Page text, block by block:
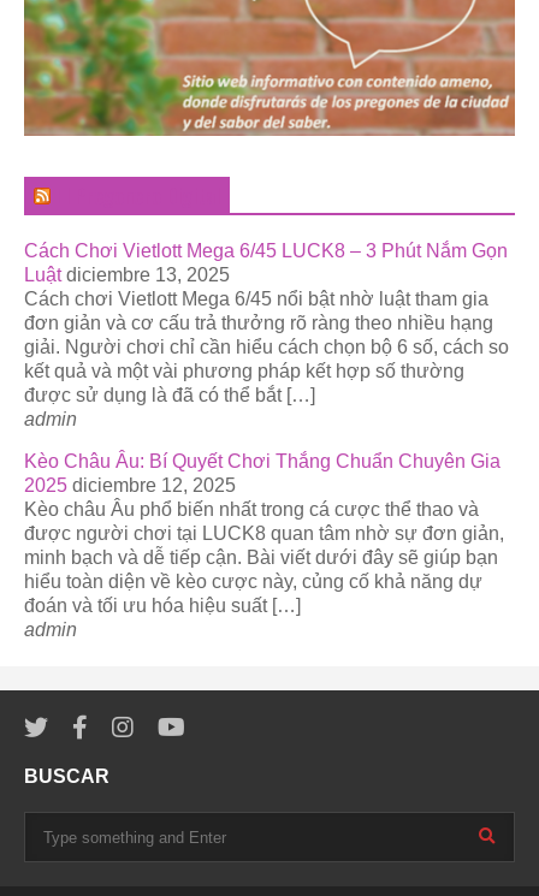
Cách Chơi Vietlott Mega 6/45 LUCK8 – 3 Phút Nắm Gọn
Luật diciembre 13, 2025
Cách chơi Vietlott Mega 6/45 nổi bật nhờ luật tham gia
đơn giản và cơ cấu trả thưởng rõ ràng theo nhiều hạng
giải. Người chơi chỉ cần hiểu cách chọn bộ 6 số, cách so
kết quả và một vài phương pháp kết hợp số thường
được sử dụng là đã có thể bắt […]
admin
Kèo Châu Âu: Bí Quyết Chơi Thắng Chuẩn Chuyên Gia
2025 diciembre 12, 2025
Kèo châu Âu phổ biến nhất trong cá cược thể thao và
được người chơi tại LUCK8 quan tâm nhờ sự đơn giản,
minh bạch và dễ tiếp cận. Bài viết dưới đây sẽ giúp bạn
hiểu toàn diện về kèo cược này, củng cố khả năng dự
đoán và tối ưu hóa hiệu suất […]
admin
BUSCAR